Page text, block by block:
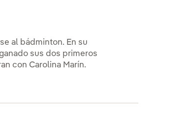
al bádminton. En su
sus dos primeros
con Carolina Marín.